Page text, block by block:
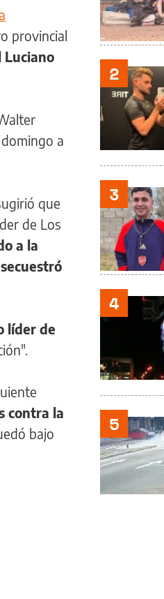
provincial
Luciano
a
que
de Los
a la
líder de
contra la
bajo
2
3
4
5